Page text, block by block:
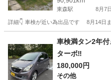
東森駅 8月7日
詳細👇 車検が近い為出品です 8月14日
東森駅 アル
車検満タン2年
ターボ‼️
180,000円
その他